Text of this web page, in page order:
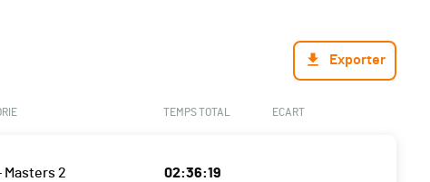
Exporter
TEMPS TOTAL ECART
Masters 2 02:36:19